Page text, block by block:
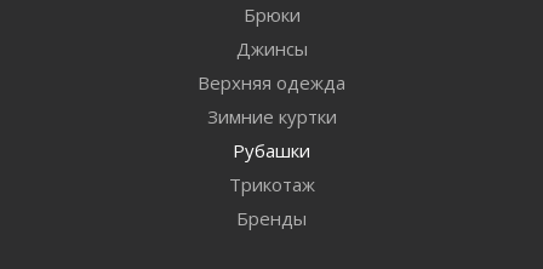
Брюки
Джинсы
Верхняя одежда
Зимние куртки
Рубашки
Трикотаж
Бренды